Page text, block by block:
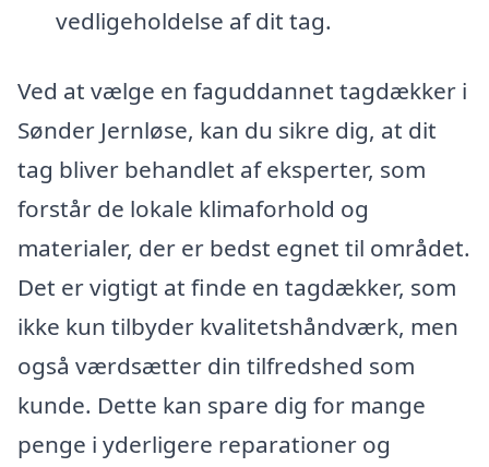
vedligeholdelse af dit tag.
Ved at vælge en faguddannet tagdækker i
Sønder Jernløse, kan du sikre dig, at dit
tag bliver behandlet af eksperter, som
forstår de lokale klimaforhold og
materialer, der er bedst egnet til området.
Det er vigtigt at finde en tagdækker, som
ikke kun tilbyder kvalitetshåndværk, men
også værdsætter din tilfredshed som
kunde. Dette kan spare dig for mange
penge i yderligere reparationer og